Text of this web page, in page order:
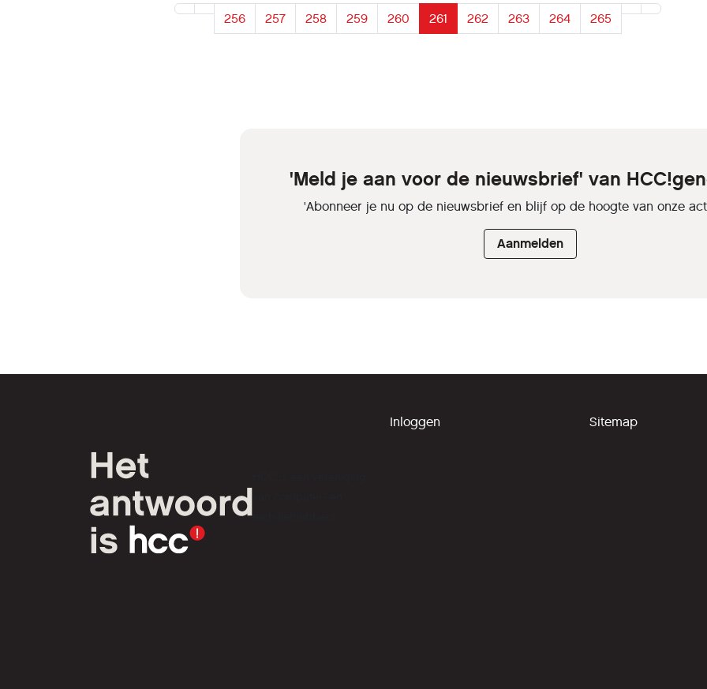
rest van dit artikel is alleen beschikbaar voor HCC-leden. Ben je HCC-lid? Om
gehele artikel te lezen dien je ingelogd te zijn. Je kunt inloggen door je HCC-
256 257 258 259 260 261 262 263 264 265
'Meld je aan voor de nieuwsbrief' van
'Abonneer je nu op de nieuwsbrief en blijf op de hoogte van onze
Aanmelden
tech-liefhebbers.
Inloggen Sitemap